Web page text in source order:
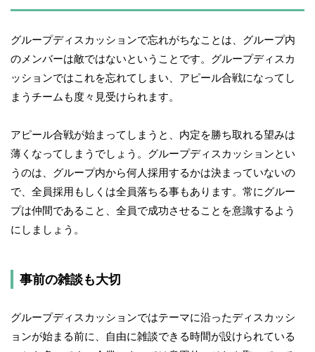
グループディスカッションで忘れがちなことは、グループ内
のメンバーは敵ではないということです。グループディスカ
ッションではこれを忘れてしまい、アピール合戦になってし
まうチームも度々見受けられます。
アピール合戦が始まってしまうと、内定を勝ち取れる望みは
薄くなってしまうでしょう。グループディスカッションとい
うのは、グループ内から何人採用するかは決まっていないの
で、全員採用もしくは全員落ちる事もあります。常にグルー
プは仲間であること、全員で成功させることを意識するよう
にしましょう。
事前の雑談も大切
グループディスカッションではテーマに沿ったディスカッシ
ョンが始まる前に、自由に雑談できる時間が設けられている